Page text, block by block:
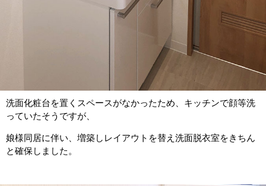
洗面化粧台を置くスペースがなかったため、キッチンで顔等洗
っていたそうですが、
娘様同居に伴い、増築しレイアウトを替え洗面脱衣室をきちん
と確保しました。